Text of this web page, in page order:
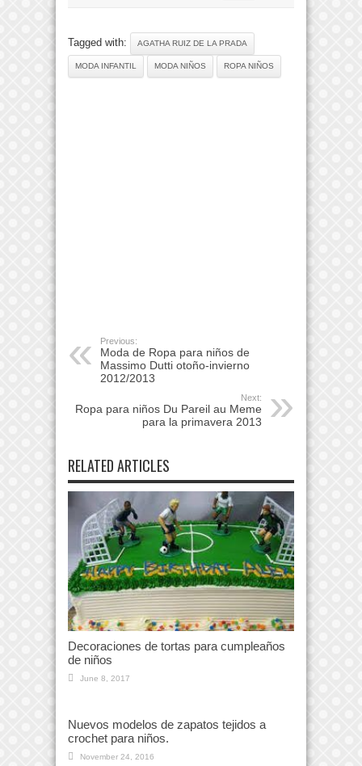
Tagged with: AGATHA RUIZ DE LA PRADA
MODA INFANTIL MODA NIÑOS ROPA NIÑOS
Previous:
Moda de Ropa para niños de
Massimo Dutti otoño-invierno
2012/2013
Next:
Ropa para niños Du Pareil au Meme
para la primavera 2013
RELATED ARTICLES
Decoraciones de tortas para cumpleaños
de niños
June 8, 2017
Nuevos modelos de zapatos tejidos a
crochet para niños.
November 24, 2016